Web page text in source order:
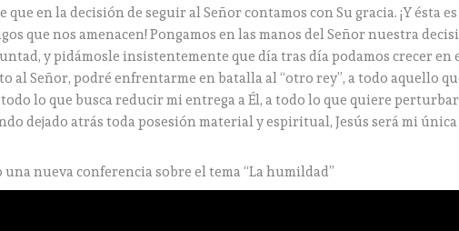
en la decisión de seguir al Señor contamos con Su gracia. ¡Y ésta es
que nos amenacen! Pongamos en las manos del Señor nuestra
y pidámosle insistentemente que día tras día podamos crecer en
al Señor, podré enfrentarme en batalla al “otro rey”, a todo aquello
lo que busca reducir mi entrega a Él, a todo lo que quiere
dejado atrás toda posesión material y espiritual, Jesús será mi única
una nueva conferencia sobre el tema “La humildad”